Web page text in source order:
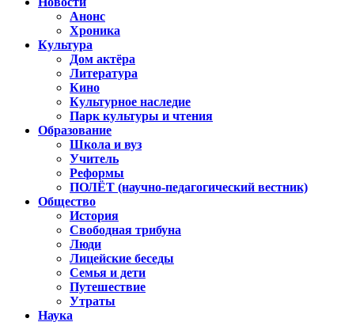
Анонс
Хроника
Культура
Дом актёра
Литература
Кино
Культурное наследие
Парк культуры и чтения
Образование
Школа и вуз
Учитель
Реформы
ПОЛЁТ (научно-педагогический вестник)
Общество
История
Свободная трибуна
Люди
Лицейские беседы
Семья и дети
Путешествие
Утраты
Наука